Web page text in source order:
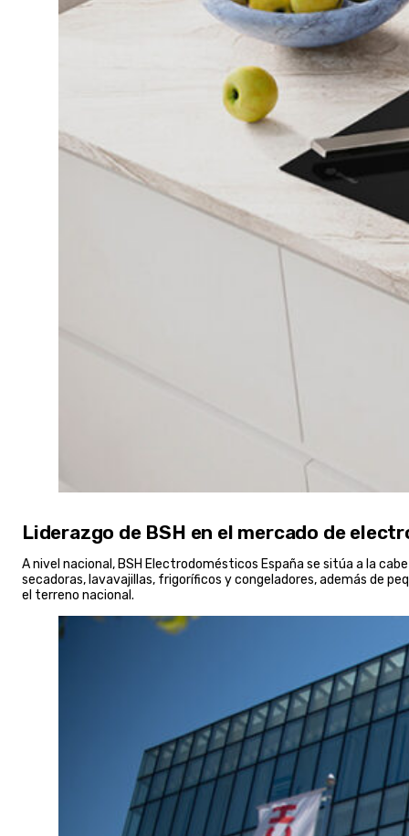
Liderazgo de BSH en el mercado de
A nivel nacional, BSH Electrodomésticos España se sitúa a la
secadoras, lavavajillas, frigoríficos y congeladores, además de
el terreno nacional.